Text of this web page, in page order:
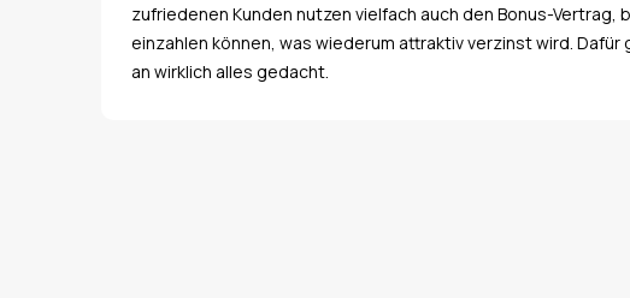
zufriedenen Kunden nutzen vielfach auch den Bonus-Vertrag,
einzahlen können, was wiederum attraktiv verzinst wird.
an wirklich alles gedacht.